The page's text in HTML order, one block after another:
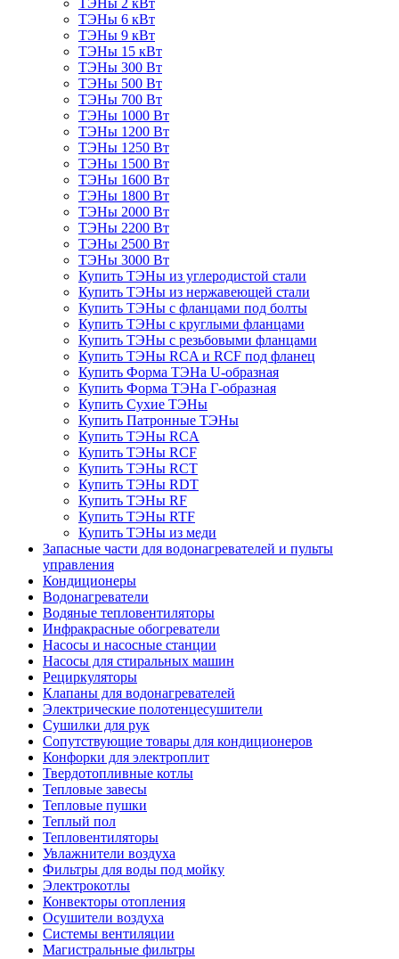
ТЭНы 2 кВт
ТЭНы 6 кВт
ТЭНы 9 кВт
ТЭНы 15 кВт
ТЭНы 300 Вт
ТЭНы 500 Вт
ТЭНы 700 Вт
ТЭНы 1000 Вт
ТЭНы 1200 Вт
ТЭНы 1250 Вт
ТЭНы 1500 Вт
ТЭНы 1600 Вт
ТЭНы 1800 Вт
ТЭНы 2000 Вт
ТЭНы 2200 Вт
ТЭНы 2500 Вт
ТЭНы 3000 Вт
Купить ТЭНы из углеродистой стали
Купить ТЭНы из нержавеющей стали
Купить ТЭНы с фланцами под болты
Купить ТЭНы с круглыми фланцами
Купить ТЭНы с резьбовыми фланцами
Купить ТЭНы RCA и RCF под фланец
Купить Форма ТЭНа U-образная
Купить Форма ТЭНа Г-образная
Купить Сухие ТЭНы
Купить Патронные ТЭНы
Купить ТЭНы RCA
Купить ТЭНы RCF
Купить ТЭНы RCT
Купить ТЭНы RDT
Купить ТЭНы RF
Купить ТЭНы RTF
Купить ТЭНы из меди
Запасные части для водонагревателей и пульты
управления
Кондиционеры
Водонагреватели
Водяные тепловентиляторы
Инфракрасные обогреватели
Насосы и насосные станции
Насосы для стиральных машин
Рециркуляторы
Клапаны для водонагревателей
Электрические полотенцесушители
Сушилки для рук
Сопутствующие товары для кондиционеров
Конфорки для электроплит
Твердотопливные котлы
Тепловые завесы
Тепловые пушки
Теплый пол
Тепловентиляторы
Увлажнители воздуха
Фильтры для воды под мойку
Электрокотлы
Конвекторы отопления
Осушители воздуха
Системы вентиляции
Магистральные фильтры